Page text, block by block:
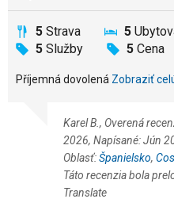
5 Strava 5
5 Služby 5 Cena
Příjemná dovolená Zobraziť
Karel B., Overená
2026, Napísané: Jún
Oblasť:Španielsko,
Táto recenzia bola
Translate